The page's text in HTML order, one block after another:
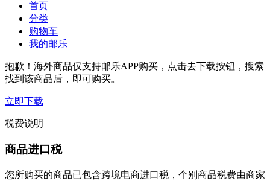
首页
分类
购物车
我的邮乐
抱歉！海外商品仅支持邮乐APP购买，点击去下载按钮，搜索
找到该商品后，即可购买。
立即下载
税费说明
商品进口税
您所购买的商品已包含跨境电商进口税，个别商品税费由商家